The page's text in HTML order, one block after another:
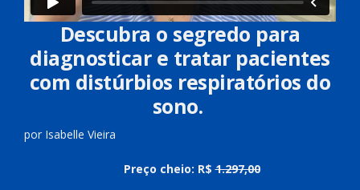
Descubra o segredo para
diagnosticar e tratar pacientes
com distúrbios respiratórios do
sono.
por Isabelle Vieira
Preço cheio: R$1.297,00